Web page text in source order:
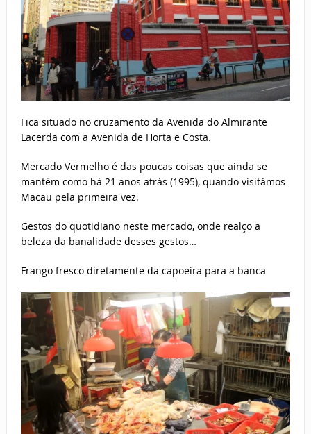
Fica situado no cruzamento da Avenida do Almirante
Lacerda com a Avenida de Horta e Costa.
Mercado Vermelho é das poucas coisas que ainda se
mantêm como há 21 anos atrás (1995), quando visitámos
Macau pela primeira vez.
Gestos do quotidiano neste mercado, onde realço a
beleza da banalidade desses gestos…
Frango fresco diretamente da capoeira para a banca